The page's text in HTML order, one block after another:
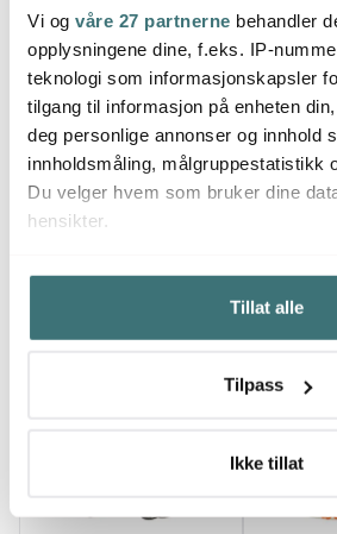
Vi og våre 27 partnerne behandler
opplysningene dine, f.eks. IP-
teknologi som informasjonskapsler
tilgang til informasjon på enheten
deg personlige annonser og innhold
innholdsmåling, målgruppestatistikk
Du velger hvem som bruker dine
hensikter.
Hvis du gir oss lov, vil vi også gjerne:
Innhente informasjon om den
beliggenheten din, som kan
Identifisere enheten din ved å
kan du lese om
brukes. Du kan hele tiden endre
Tillat alle
Tilpass
Ikke tillat
Ballongvisp 2 stk
349 kr
Få på lager
1499 kr
Du kanskje